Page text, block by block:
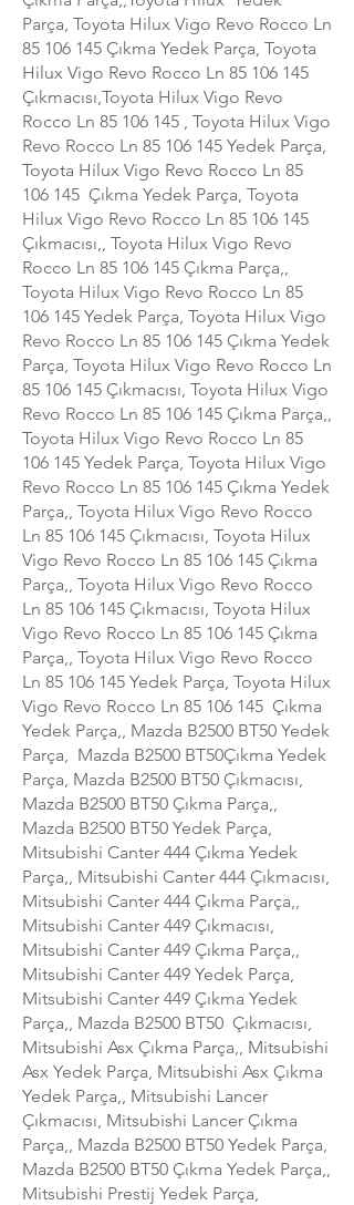
Parça, Toyota Hilux Vigo Revo Rocco Ln
85 106 145 Çıkma Yedek Parça, Toyota
Hilux Vigo Revo Rocco Ln 85 106 145
Çıkmacısı,Toyota Hilux Vigo Revo
Rocco Ln 85 106 145 , Toyota Hilux Vigo
Revo Rocco Ln 85 106 145 Yedek Parça,
Toyota Hilux Vigo Revo Rocco Ln 85
106 145 Çıkma Yedek Parça, Toyota
Hilux Vigo Revo Rocco Ln 85 106 145
Çıkmacısı,, Toyota Hilux Vigo Revo
Rocco Ln 85 106 145 Çıkma Parça,,
Toyota Hilux Vigo Revo Rocco Ln 85
106 145 Yedek Parça, Toyota Hilux Vigo
Revo Rocco Ln 85 106 145 Çıkma Yedek
Parça, Toyota Hilux Vigo Revo Rocco Ln
85 106 145 Çıkmacısı, Toyota Hilux Vigo
Revo Rocco Ln 85 106 145 Çıkma Parça,,
Toyota Hilux Vigo Revo Rocco Ln 85
106 145 Yedek Parça, Toyota Hilux Vigo
Revo Rocco Ln 85 106 145 Çıkma Yedek
Parça,, Toyota Hilux Vigo Revo Rocco
Ln 85 106 145 Çıkmacısı, Toyota Hilux
Vigo Revo Rocco Ln 85 106 145 Çıkma
Parça,, Toyota Hilux Vigo Revo Rocco
Ln 85 106 145 Çıkmacısı, Toyota Hilux
Vigo Revo Rocco Ln 85 106 145 Çıkma
Parça,, Toyota Hilux Vigo Revo Rocco
Ln 85 106 145 Yedek Parça, Toyota Hilux
Vigo Revo Rocco Ln 85 106 145 Çıkma
Yedek Parça,, Mazda B2500 BT50 Yedek
Parça, Mazda B2500 BT50Çıkma Yedek
Parça, Mazda B2500 BT50 Çıkmacısı,
Mazda B2500 BT50 Çıkma Parça,,
Mazda B2500 BT50 Yedek Parça,
Mitsubishi Canter 444 Çıkma Yedek
Parça,, Mitsubishi Canter 444 Çıkmacısı,
Mitsubishi Canter 444 Çıkma Parça,,
Mitsubishi Canter 449 Çıkmacısı,
Mitsubishi Canter 449 Çıkma Parça,,
Mitsubishi Canter 449 Yedek Parça,
Mitsubishi Canter 449 Çıkma Yedek
Parça,, Mazda B2500 BT50 Çıkmacısı,
Mitsubishi Asx Çıkma Parça,, Mitsubishi
Asx Yedek Parça, Mitsubishi Asx Çıkma
Yedek Parça,, Mitsubishi Lancer
Çıkmacısı, Mitsubishi Lancer Çıkma
Parça,, Mazda B2500 BT50 Yedek Parça,
Mazda B2500 BT50 Çıkma Yedek Parça,,
Mitsubishi Prestij Yedek Parça,